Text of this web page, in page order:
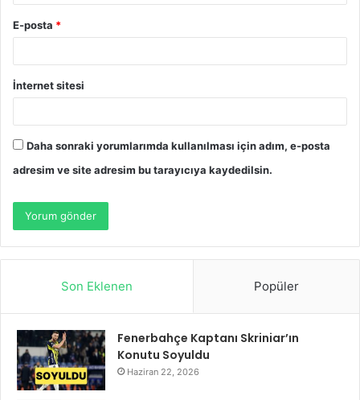
E-posta *
İnternet sitesi
Daha sonraki yorumlarımda kullanılması için adım, e-posta
adresim ve site adresim bu tarayıcıya kaydedilsin.
Son Eklenen Popüler
Fenerbahçe Kaptanı Skriniar’ın
Konutu Soyuldu
Haziran 22, 2026